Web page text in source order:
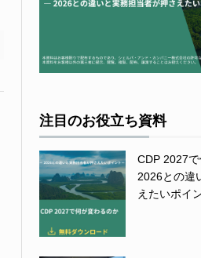
注目のお役立ち資料
CDP 2027
2026との違
えたいポイ